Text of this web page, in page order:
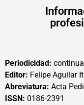
Periodicidad: continua
Editor: Felipe Aguilar
Abreviatura: Acta
ISSN: 0186-2391